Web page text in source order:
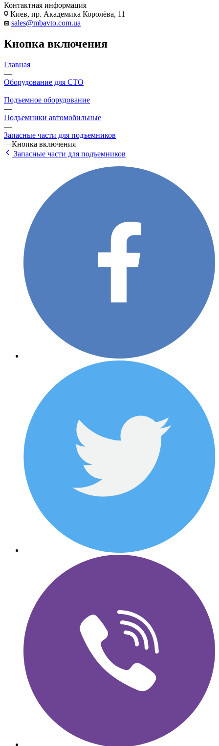
Контактная информация
Киев, пр. Академика Королёва, 11
sales@mbavto.com.ua
Кнопка включения
Главная
—
Оборудование для СТО
—
Подъемное оборудование
—
Подъемники автомобильные
—
Запасные части для подъемников
—Кнопка включения
Запасные части для подъемников